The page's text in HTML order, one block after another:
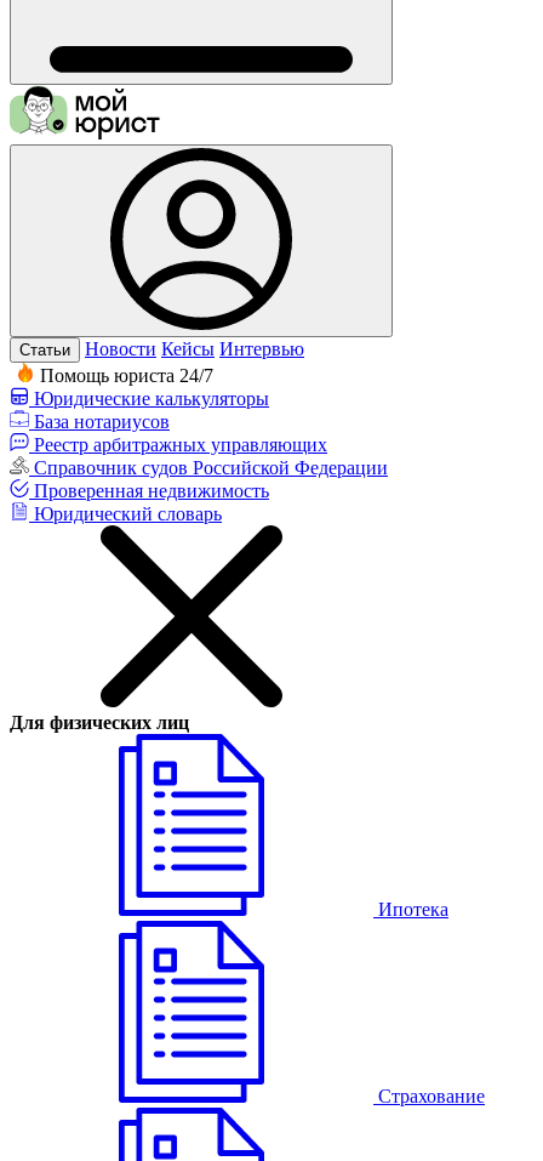
Статьи Новости Кейсы Интервью
Помощь юриста 24/7
Юридические калькуляторы
База нотариусов
Реестр арбитражных управляющих
Справочник судов Российской Федерации
Проверенная недвижимость
Юридический словарь
Для физических лиц
Ипотека
Страхование